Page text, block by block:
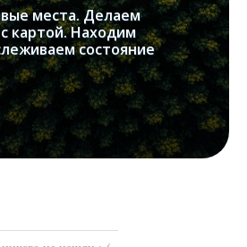
места. Делаем
картой. Находим
состояние